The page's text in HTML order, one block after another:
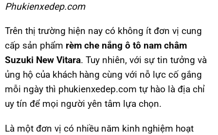
Phukienxedep.com
Trên thị trường hiện nay có không ít đơn vị cung
cấp sản phẩm rèm che nắng ô tô nam châm
Suzuki New Vitara. Tuy nhiên, với sự tin tưởng và
ủng hộ của khách hàng cùng với nỗ lực cố gắng
mỗi ngày thì phukienxedep.com tự hào là địa chỉ
uy tín để mọi người yên tâm lựa chọn.
Là một đơn vị có nhiều năm kinh nghiệm hoạt